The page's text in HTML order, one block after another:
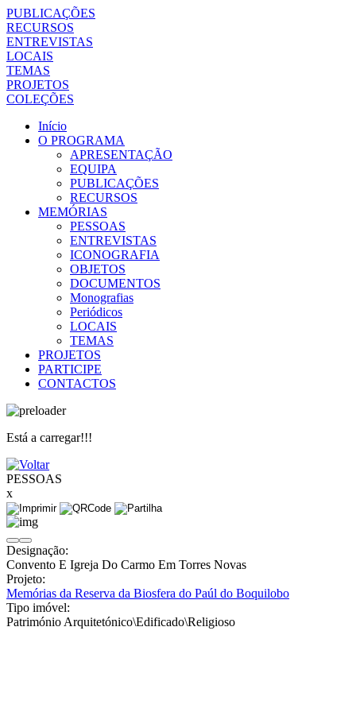
PUBLICAÇÕES
RECURSOS
ENTREVISTAS
LOCAIS
TEMAS
PROJETOS
COLEÇÕES
Início
O PROGRAMA
APRESENTAÇÃO
EQUIPA
PUBLICAÇÕES
RECURSOS
MEMÓRIAS
PESSOAS
ENTREVISTAS
ICONOGRAFIA
OBJETOS
DOCUMENTOS
Monografias
Periódicos
LOCAIS
TEMAS
PROJETOS
PARTICIPE
CONTACTOS
Está a carregar!!!
PESSOAS
x
Designação:
Convento E Igreja Do Carmo Em Torres Novas
Projeto:
Memórias da Reserva da Biosfera do Paúl do Boquilobo
Tipo imóvel:
Património Arquitetónico\Edificado\Religioso